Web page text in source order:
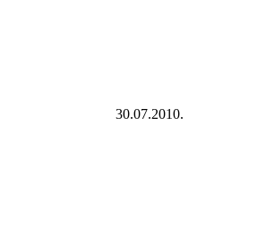
30.07.2010.